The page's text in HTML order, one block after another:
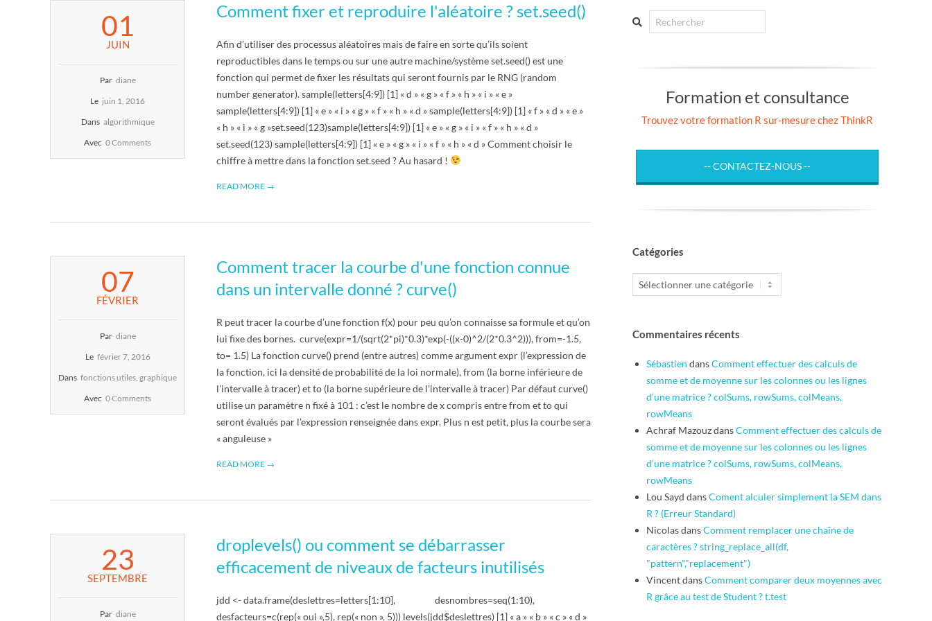
T
R
P
T
R
01
JUIN
Par diane
Le juin 1, 2016
Dans algorithmique
Avec 0 Comments
Comment fixer et reproduire l'aléatoire ? set.seed()
Afin d’utiliser des processus aléatoires mais de faire en sorte qu’ils soient
reproductibles dans le temps ou sur une autre machine/système set.seed() est une
fonction qui permet de fixer les résultats qui seront fournis par le RNG (random
number generator). sample(letters[4:9]) [1] « d » « g » « f » « h » « i » « e »
sample(letters[4:9]) [1] « e » « i » « g » « f » « h » « d » sample(letters[4:9]) [1] « f » « d » « e »
« h » « i » « g »set.seed(123)sample(letters[4:9]) [1] « e » « g » « i » « f » « h » « d »
set.seed(123) sample(letters[4:9]) [1] « e » « g » « i » « f » « h » « d » Comment choisir le
chiffre à mettre dans la fonction set.seed ? Au hasard !
READ MORE →
07
FÉVRIER
Par diane
Le février 7, 2016
Dans fonctions utiles graphique
Avec 0 Comments
Comment tracer la courbe d'une fonction connue
dans un intervalle donné ? curve()
R peut tracer la courbe d’une fonction f(x) pour peu qu’on connaisse sa formule et qu’on
lui fixe des bornes. curve(expr=1/(sqrt(2*pi)*0.3)*exp(-((x-0)^2/(2*0.3^2))), from=-1.5,
to= 1.5) La fonction curve() prend (entre autres) comme argument expr (l’expression de
la fonction, ici la densité de probabilité de la loi normale), from (la borne inférieure de
l’intervalle à tracer) et to (la borne supérieure de l’intervalle à tracer) Par défaut curve()
utilise un paramètre n fixé à 101 : c’est le nombre de x compris entre from et to qui
seront évalués par l’expression renseignée dans expr. Plus n est petit, plus la courbe sera
« anguleuse »
READ MORE →
23
SEPTEMBRE
Par diane
droplevels() ou comment se débarrasser
efficacement de niveaux de facteurs inutilisés
jdd <- data.frame(deslettres=letters[1:10], desnombres=seq(1:10),
desfacteurs=c(rep(« oui »,5), rep(« non », 5))) levels(jdd$deslettres) [1] « a » « b » « c » « d »
Search
Formation et consultance
Trouvez votre formation R sur-mesure chez ThinkR
-- CONTACTEZ-NOUS --
Catégories
Catégories
Commentaires récents
Sébastien dansComment effectuer des calculs de
somme et de moyenne sur les colonnes ou les lignes
d’une matrice ? colSums, rowSums, colMeans,
rowMeans
Achraf MazouzdansComment effectuer des calculs de
somme et de moyenne sur les colonnes ou les lignes
d’une matrice ? colSums, rowSums, colMeans,
rowMeans
Lou Sayd dansComent alculer simplement la SEM dans
R ? (Erreur Standard)
NicolasdansComment remplacer une chaîne de
caractères ? string_replace_all(df,
"pattern","replacement")
VincentdansComment comparer deux moyennes avec
R grâce au test de Student ? t.test